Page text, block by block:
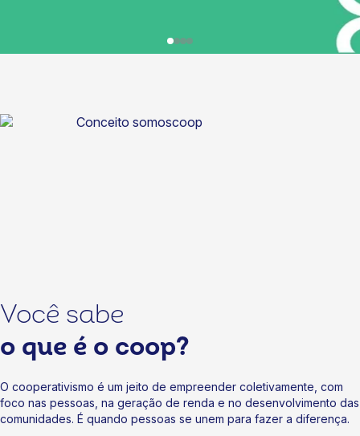
Você sabe
o que é o coop?
O cooperativismo é um jeito de empreender coletivamente, com
foco nas pessoas, na geração de renda e no desenvolvimento das
comunidades. É quando pessoas se unem para fazer a diferença.